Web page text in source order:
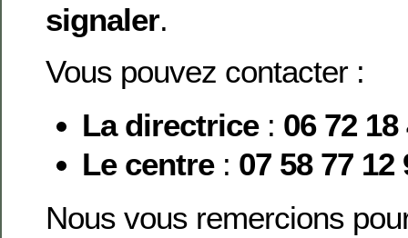
signaler.
Vous pouvez contacter :
La directrice: 06 72 18
Le centre: 07 58 77 12
Nous vous remercions